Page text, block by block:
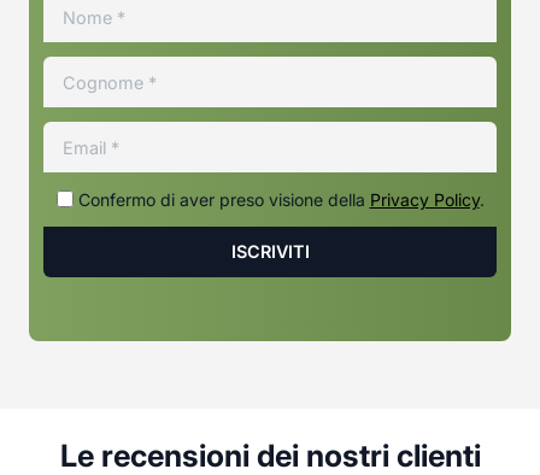
Confermo di aver preso visione della Privacy Policy.
Le recensioni dei nostri clienti